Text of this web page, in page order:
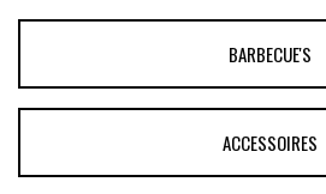
BARBECUE'S
ACCESSOIRES